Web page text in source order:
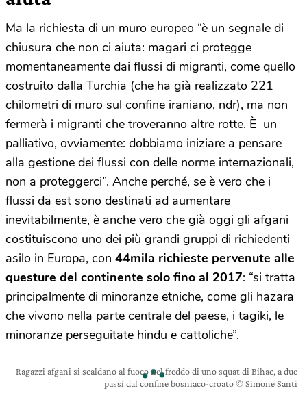
Ma la richiesta di un muro europeo “è un segnale di
chiusura che non ci aiuta: magari ci protegge
momentaneamente dai flussi di migranti, come quello
costruito dalla Turchia (che ha già realizzato 221
chilometri di muro sul confine iraniano, ndr), ma non
fermerà i migranti che troveranno altre rotte. È un
palliativo, ovviamente: dobbiamo iniziare a pensare
alla gestione dei flussi con delle norme internazionali,
non a proteggerci”. Anche perché, se è vero che i
flussi da est sono destinati ad aumentare
inevitabilmente, è anche vero che già oggi gli afgani
costituiscono uno dei più grandi gruppi di richiedenti
asilo in Europa, con 44mila richieste pervenute alle
questure del continente solo fino al 2017: “si tratta
principalmente di minoranze etniche, come gli hazara
che vivono nella parte centrale del paese, i tagiki, le
minoranze perseguitate hindu e cattoliche”.
Ragazzi afgani si scaldano al fuoco nel freddo di uno squat di Bihac, a due
passi dal confine bosniaco-croato © Simone Santi